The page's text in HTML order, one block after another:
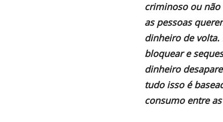
criminoso ou
as pessoas
dinheiro de volta.
bloquear e
dinheiro
tudo isso é
consumo entre as